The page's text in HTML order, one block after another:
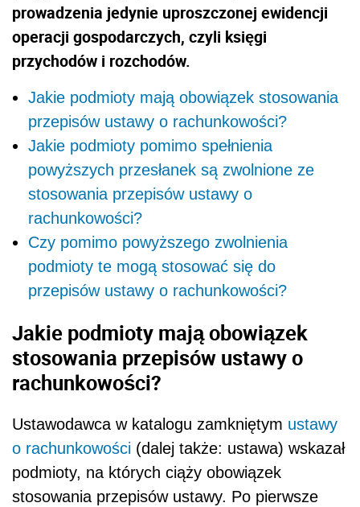
prowadzenia jedynie uproszczonej ewidencji
operacji gospodarczych, czyli księgi
przychodów i rozchodów.
Jakie podmioty mają obowiązek stosowania
przepisów ustawy o rachunkowości?
Jakie podmioty pomimo spełnienia
powyższych przesłanek są zwolnione ze
stosowania przepisów ustawy o
rachunkowości?
Czy pomimo powyższego zwolnienia
podmioty te mogą stosować się do
przepisów ustawy o rachunkowości?
Jakie podmioty mają obowiązek
stosowania przepisów ustawy o
rachunkowości?
Ustawodawca w katalogu zamkniętym ustawy
o rachunkowości (dalej także: ustawa) wskazał
podmioty, na których ciąży obowiązek
stosowania przepisów ustawy. Po pierwsze